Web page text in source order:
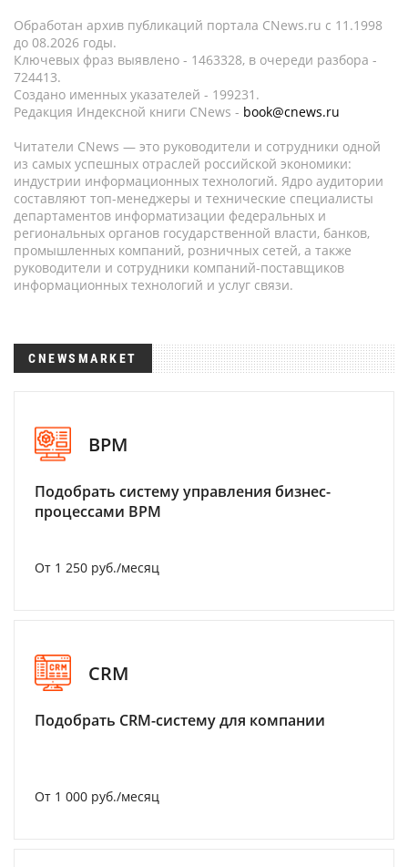
Обработан архив публикаций портала CNews.ru c 11.1998
до 08.2026 годы.
Ключевых фраз выявлено - 1463328, в очереди разбора -
724413.
Создано именных указателей - 199231.
Редакция Индексной книги CNews - book@cnews.ru
Читатели CNews — это руководители и сотрудники одной
из самых успешных отраслей российской экономики:
индустрии информационных технологий. Ядро аудитории
составляют топ-менеджеры и технические специалисты
департаментов информатизации федеральных и
региональных органов государственной власти, банков,
промышленных компаний, розничных сетей, а также
руководители и сотрудники компаний-поставщиков
информационных технологий и услуг связи.
CNEWSMARKET
BPM
Подобрать систему управления бизнес-
процессами BPM
От 1 250 руб./месяц
CRM
Подобрать CRM-систему для компании
От 1 000 руб./месяц